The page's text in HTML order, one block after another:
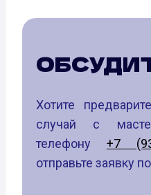
Хотите
случай с
телефону +7
отправьте заявку